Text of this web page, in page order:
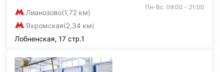
Лианозово(1,72 км)
Яхромская(2,34 км)
Пн-Вс: 09:00 - 21:00
Лобненская, 17 стр.1